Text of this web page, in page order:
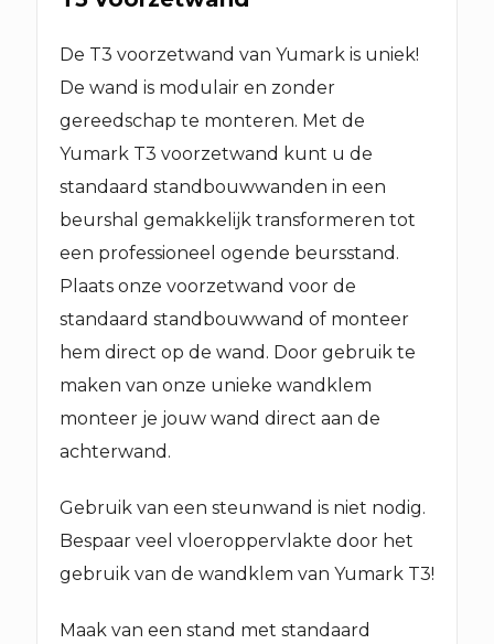
De T3 voorzetwand van Yumark is uniek!
De wand is modulair en zonder
gereedschap te monteren. Met de
Yumark T3 voorzetwand kunt u de
standaard standbouwwanden in een
beurshal gemakkelijk transformeren tot
een professioneel ogende beursstand.
Plaats onze voorzetwand voor de
standaard standbouwwand of monteer
hem direct op de wand. Door gebruik te
maken van onze unieke wandklem
monteer je jouw wand direct aan de
achterwand.
Gebruik van een steunwand is niet nodig.
Bespaar veel vloeroppervlakte door het
gebruik van de wandklem van Yumark T3!
Maak van een stand met standaard